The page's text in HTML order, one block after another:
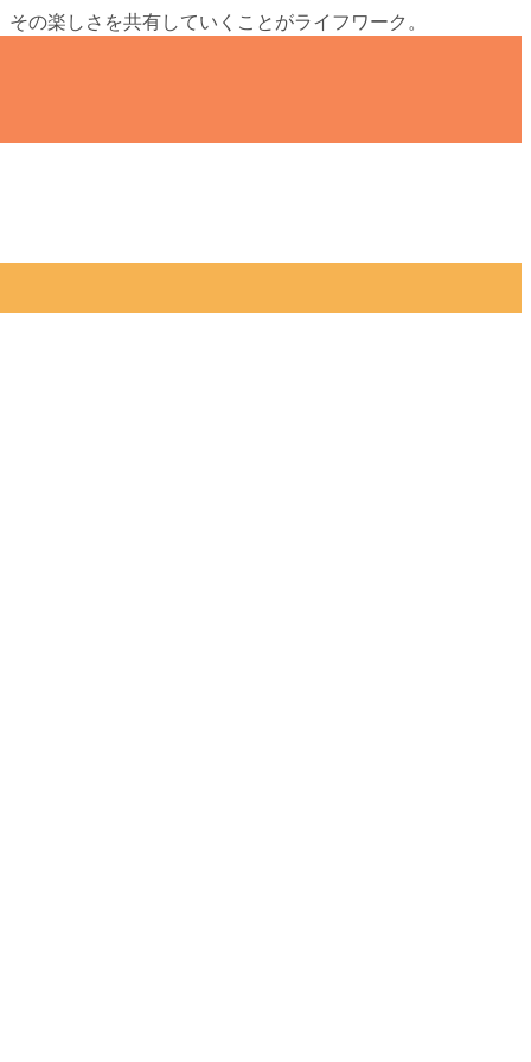
の楽しさを共有していくことがライフワーク。